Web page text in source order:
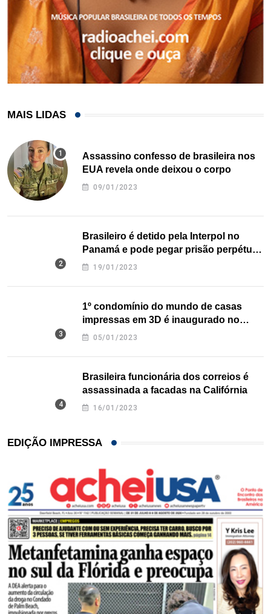
MAIS LIDAS
Assassino confesso de brasileira nos
EUA revela onde deixou o corpo
09/01/2023
Brasileiro é detido pela Interpol no
Panamá e pode pegar prisão perpétua
nos EUA
19/01/2023
1º condomínio do mundo de casas
impressas em 3D é inaugurado no
Texas
05/01/2023
Brasileira funcionária dos correios é
assassinada a facadas na Califórnia
16/01/2023
EDIÇÃO IMPRESSA